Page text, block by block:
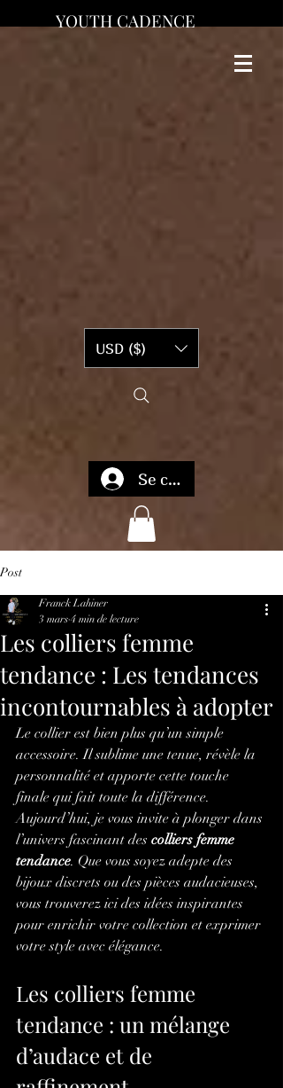
YOUTH CADENCE
USD ($)
Se connecter
Post
Les colliers femme
tendance : Les tendances
incontournables à adopter
Franck Lahiner
3 mars 4 min de lecture
Le collier est bien plus qu’un simple
accessoire. Il sublime une tenue, révèle la
personnalité et apporte cette touche
finale qui fait toute la différence.
Aujourd’hui, je vous invite à plonger dans
l’univers fascinant des colliers femme
tendance. Que vous soyez adepte des
bijoux discrets ou des pièces audacieuses,
vous trouverez ici des idées inspirantes
pour enrichir votre collection et exprimer
votre style avec élégance.
Les colliers femme
tendance : un mélange
d’audace et de